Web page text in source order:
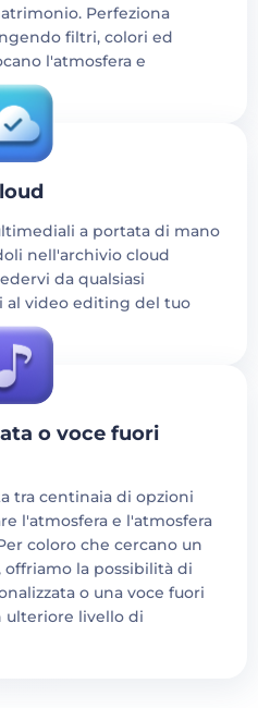
Perfeziona
filtri, colori ed
l'atmosfera e
a portata di mano
nell'archivio cloud
da qualsiasi
al video editing del tuo
o voce fuori
tra centinaia di opzioni
l'atmosfera e l'atmosfera
coloro che cercano un
la possibilità di
o una voce fuori
ulteriore livello di